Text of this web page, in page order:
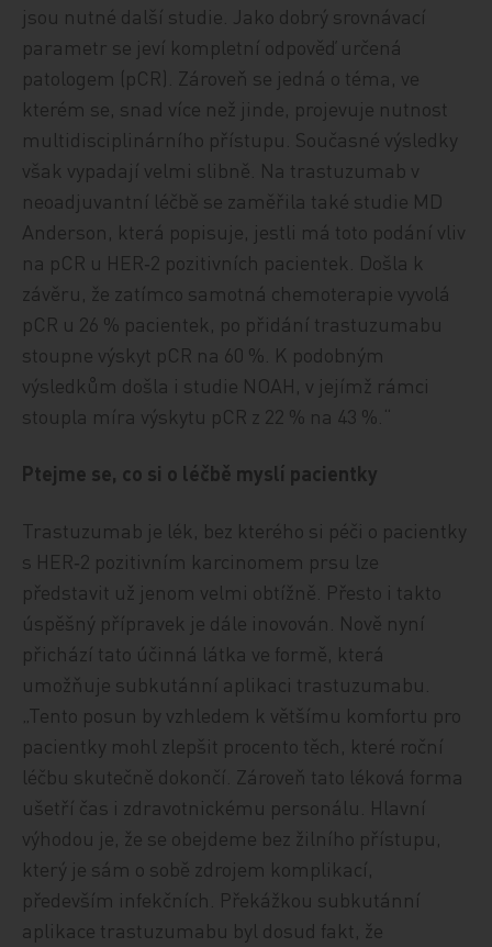
jsou nutné další studie. Jako dobrý srovnávací
parametr se jeví kompletní odpověď určená
patologem (pCR). Zároveň se jedná o téma, ve
kterém se, snad více než jinde, projevuje nutnost
multidisciplinárního přístupu. Současné výsledky
však vypadají velmi slibně. Na trastuzumab v
neoadjuvantní léčbě se zaměřila také studie MD
Anderson, která popisuje, jestli má toto podání vliv
na pCR u HER‑2 pozitivních pacientek. Došla k
závěru, že zatímco samotná chemoterapie vyvolá
pCR u 26 % pacientek, po přidání trastuzumabu
stoupne výskyt pCR na 60 %. K podobným
výsledkům došla i studie NOAH, v jejímž rámci
stoupla míra výskytu pCR z 22 % na 43 %.“
Ptejme se, co si o léčbě myslí pacientky
Trastuzumab je lék, bez kterého si péči o pacientky
s HER‑2 pozitivním karcinomem prsu lze
představit už jenom velmi obtížně. Přesto i takto
úspěšný přípravek je dále inovován. Nově nyní
přichází tato účinná látka ve formě, která
umožňuje subkutánní aplikaci trastuzumabu.
„Tento posun by vzhledem k většímu komfortu pro
pacientky mohl zlepšit procento těch, které roční
léčbu skutečně dokončí. Zároveň tato léková forma
ušetří čas i zdravotnickému personálu. Hlavní
výhodou je, že se obejdeme bez žilního přístupu,
který je sám o sobě zdrojem komplikací,
především infekčních. Překážkou subkutánní
aplikace trastuzumabu byl dosud fakt, že